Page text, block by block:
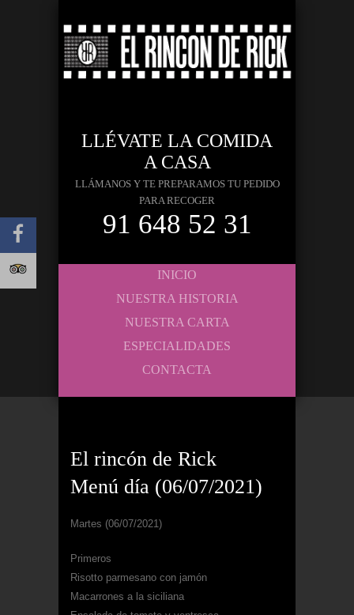
LLÉVATE LA COMIDA
A CASA
LLÁMANOS Y TE PREPARAMOS TU PEDIDO
PARA RECOGER
91 648 52 31
INICIO
NUESTRA HISTORIA
NUESTRA CARTA
ESPECIALIDADES
CONTACTA
El rincón de Rick
Menú día (06/07/2021)
Martes (06/07/2021)
Primeros
Risotto parmesano con jamón
Macarrones a la siciliana